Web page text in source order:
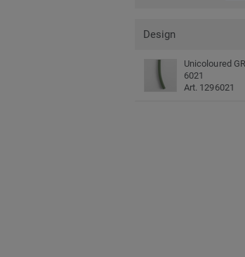
Design
Unicoloured
6021
Art. 1296021